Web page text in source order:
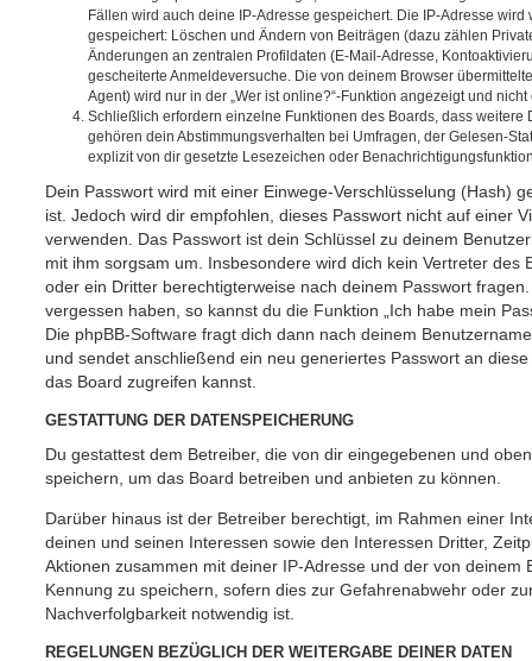
Fällen wird auch deine IP-Adresse gespeichert. Die IP-Adresse
gespeichert: Löschen und Ändern von Beiträgen (dazu zählen
Änderungen an zentralen Profildaten (E-Mail-Adresse,
gescheiterte Anmeldeversuche. Die von deinem Browser
Agent) wird nur in der „Wer ist online?“-Funktion angezeigt und
Schließlich erfordern einzelne Funktionen des Boards, dass weitere
gehören dein Abstimmungsverhalten bei Umfragen, der Gelesen-
explizit von dir gesetzte Lesezeichen oder
Dein Passwort wird mit einer Einwege-Verschlüsselung (Hash)
ist. Jedoch wird dir empfohlen, dieses Passwort nicht auf einer
verwenden. Das Passwort ist dein Schlüssel zu deinem
mit ihm sorgsam um. Insbesondere wird dich kein Vertreter des
oder ein Dritter berechtigterweise nach deinem Passwort
vergessen haben, so kannst du die Funktion „Ich habe mein
Die phpBB-Software fragt dich dann nach deinem
und sendet anschließend ein neu generiertes Passwort an
das Board zugreifen kannst.
GESTATTUNG DER DATENSPEICHERUNG
Du gestattest dem Betreiber, die von dir eingegebenen und
speichern, um das Board betreiben und anbieten zu können.
Darüber hinaus ist der Betreiber berechtigt, im Rahmen einer
deinen und seinen Interessen sowie den Interessen Dritter,
Aktionen zusammen mit deiner IP-Adresse und der von deinem
Kennung zu speichern, sofern dies zur Gefahrenabwehr oder
Nachverfolgbarkeit notwendig ist.
REGELUNGEN BEZÜGLICH DER WEITERGABE DEINER DATEN